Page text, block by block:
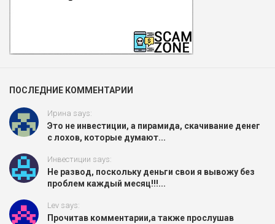
ПОСЛЕДНИЕ КОММЕНТАРИИ
Ирина says:
Это не инвестиции, а пирамида, скачивание денег
с лохов, которые думают...
Инвестиции says:
Не развод, поскольку деньги свои я вывожу без
проблем каждый месяц!!!...
Lev says:
Прочитав комментарии,а также прослушав